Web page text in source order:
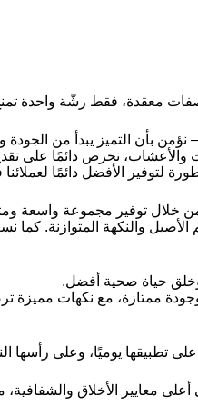
معقدة، فقط رشّة واحدة تمنح
بأن التميز يبدأ من الجودة
والأعشاب، نحرص دائمًا
لتوفير الأفضل دائمًا
خلال توفير مجموعة واسعة
والنكهة المتوازنة.
وخلق حياة صحية أفضل.
ممتازة، مع نكهات مميزة
تطبيقها يوميًا، وعلى رأسها
معايير الأخلاق